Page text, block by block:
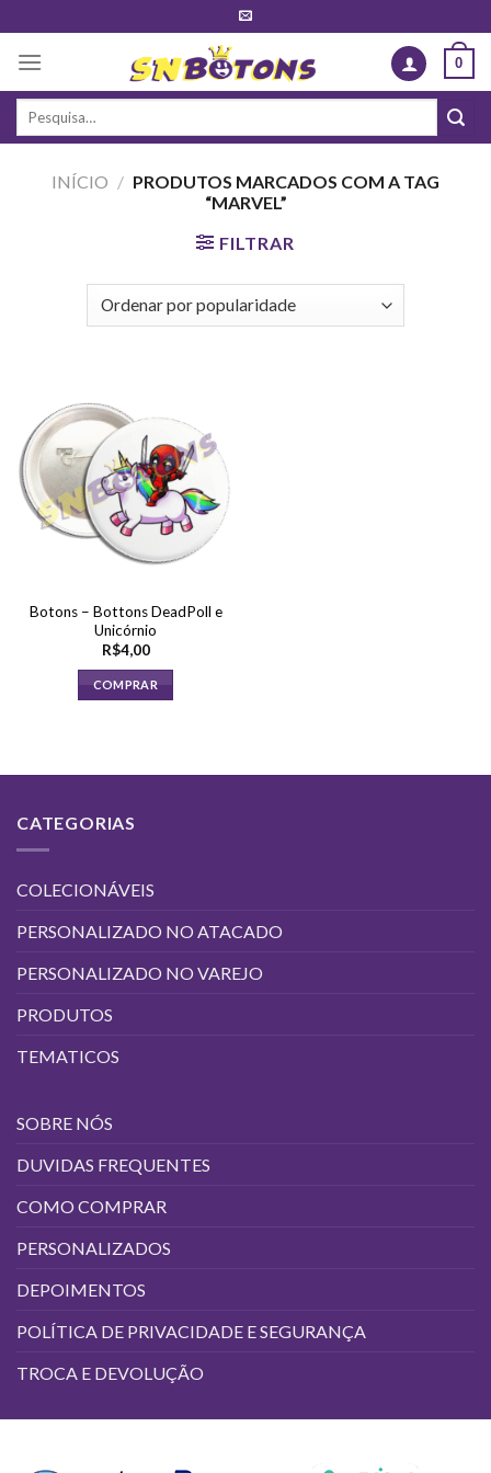
to
content
0
Pesquisar
INÍCIO / PRODUTOS MARCADOS COM A TAG
“MARVEL”
FILTRAR
Botons – Bottons DeadPoll e
Unicórnio
R$4,00
COMPRAR
CATEGORIAS
COLECIONÁVEIS
PERSONALIZADO NO ATACADO
PERSONALIZADO NO VAREJO
PRODUTOS
TEMATICOS
SOBRE NÓS
DUVIDAS FREQUENTES
COMO COMPRAR
PERSONALIZADOS
DEPOIMENTOS
POLÍTICA DE PRIVACIDADE E SEGURANÇA
TROCA E DEVOLUÇÃO